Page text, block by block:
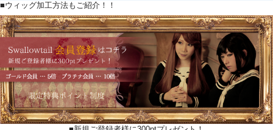
■ウィッグ加工方法もご紹介！！